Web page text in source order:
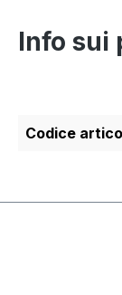
Info sui
Codice